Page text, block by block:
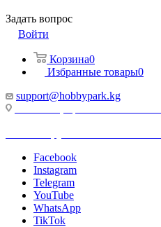
Задать вопрос
Войти
Корзина0
Избранные товары0
support@hobbypark.kg
Facebook
Instagram
Telegram
YouTube
WhatsApp
TikTok